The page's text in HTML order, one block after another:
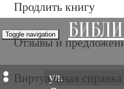
Продлить книгу
Отзывы и
Виртуальная справка
ул.
Toggle navigation